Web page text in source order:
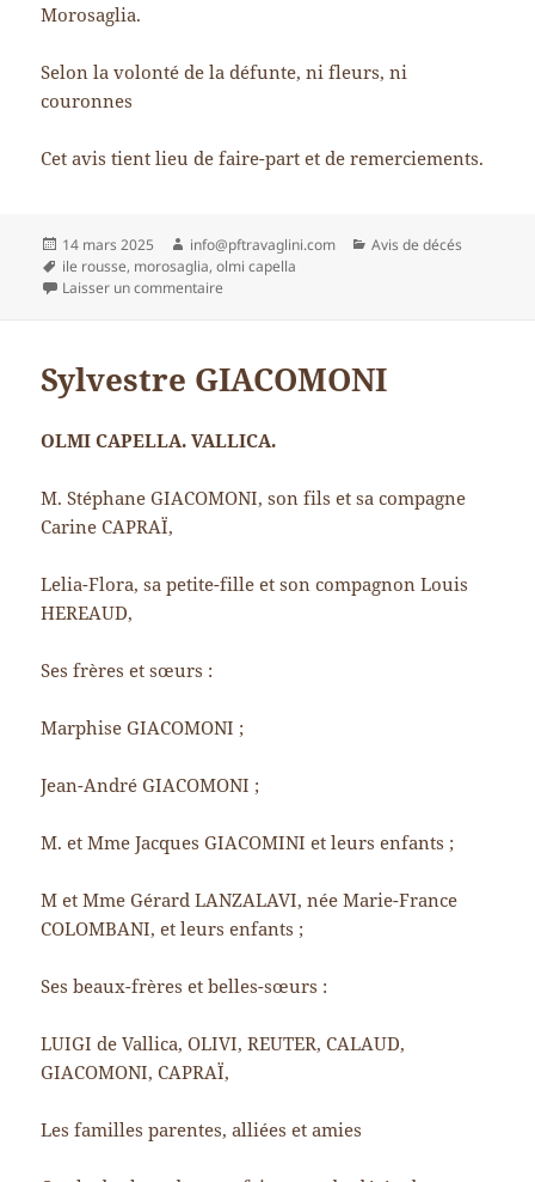
Morosaglia.
Selon la volonté de la défunte, ni fleurs, ni
couronnes
Cet avis tient lieu de faire-part et de remerciements.
Publié
le
14 mars 2025 Auteur
info@pftravaglini.com Catégories
Avis de décés
Mots-
clés
ile rousse, morosaglia,olmi capella
Laisser un commentaire
Sylvestre GIACOMONI
OLMI CAPELLA. VALLICA.
M. Stéphane GIACOMONI, son fils et sa compagne
Carine CAPRAÏ,
Lelia-Flora, sa petite-fille et son compagnon Louis
HEREAUD,
Ses frères et sœurs :
Marphise GIACOMONI ;
Jean-André GIACOMONI ;
M. et Mme Jacques GIACOMINI et leurs enfants ;
M et Mme Gérard LANZALAVI, née Marie-France
COLOMBANI, et leurs enfants ;
Ses beaux-frères et belles-sœurs :
LUIGI de Vallica, OLIVI, REUTER, CALAUD,
GIACOMONI, CAPRAÏ,
Les familles parentes, alliées et amies